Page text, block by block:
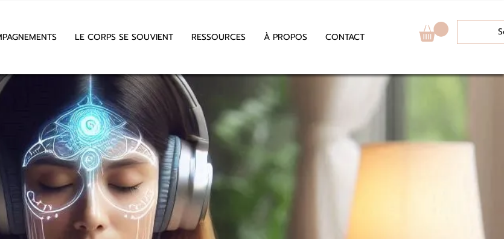
LE CORPS SE SOUVIENT RESSOURCES À PROPOS CONTACT